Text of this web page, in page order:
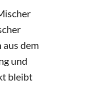
dem
und
bleibt